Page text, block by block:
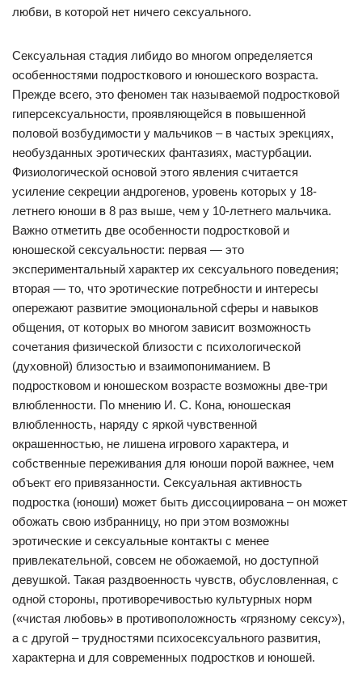
любви, в которой нет ничего сексуального.
Сексуальная стадия либидо во многом определяется
особенностями подросткового и юношеского возраста.
Прежде всего, это феномен так называемой подростковой
гиперсексуальности, проявляющейся в повышенной
половой возбудимости у мальчиков – в частых эрекциях,
необузданных эротических фантазиях, мастурбации.
Физиологической основой этого явления считается
усиление секреции андрогенов, уровень которых у 18-
летнего юноши в 8 раз выше, чем у 10-летнего мальчика.
Важно отметить две особенности подростковой и
юношеской сексуальности: первая — это
экспериментальный характер их сексуального поведения;
вторая — то, что эротические потребности и интересы
опережают развитие эмоциональной сферы и навыков
общения, от которых во многом зависит возможность
сочетания физической близости с психологической
(духовной) близостью и взаимопониманием. В
подростковом и юношеском возрасте возможны две-три
влюбленности. По мнению И. С. Кона, юношеская
влюбленность, наряду с яркой чувственной
окрашенностью, не лишена игрового характера, и
собственные переживания для юноши порой важнее, чем
объект его привязанности. Сексуальная активность
подростка (юноши) может быть диссоциирована – он может
обожать свою избранницу, но при этом возможны
эротические и сексуальные контакты с менее
привлекательной, совсем не обожаемой, но доступной
девушкой. Такая раздвоенность чувств, обусловленная, с
одной стороны, противоречивостью культурных норм
(«чистая любовь» в противоположность «грязному сексу»),
а с другой – трудностями психосексуального развития,
характерна и для современных подростков и юношей.